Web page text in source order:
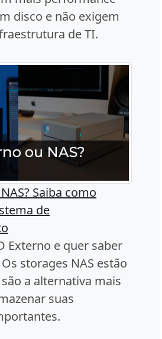
disco e não exigem
de TI.
Saiba como
de
Externo e quer saber
storages NAS estão
a alternativa mais
suas